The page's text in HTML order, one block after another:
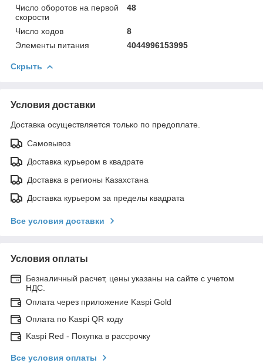
Число оборотов на первой
скорости
48
Число ходов
8
Элементы питания
4044996153995
Скрыть
Условия доставки
Доставка осуществляется только по предоплате.
Самовывоз
Доставка курьером в квадрате
Доставка в регионы Казахстана
Доставка курьером за пределы квадрата
Все условия доставки
Условия оплаты
Безналичный расчет, цены указаны на сайте с учетом
НДС.
Оплата через приложение Kaspi Gold
Оплата по Kaspi QR коду
Kaspi Red - Покупка в рассрочку
Все условия оплаты